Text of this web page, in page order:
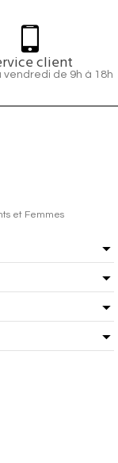
client
vendredi de 9h à 18h
et Femmes